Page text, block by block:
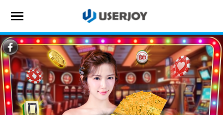
首頁
遊戲專區
儲值商城
VIP專區